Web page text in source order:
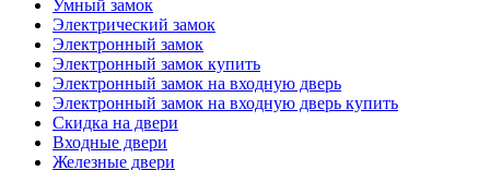
Умный замок
Электрический замок
Электронный замок
Электронный замок купить
Электронный замок на входную дверь
Электронный замок на входную дверь купить
Скидка на двери
Входные двери
Железные двери